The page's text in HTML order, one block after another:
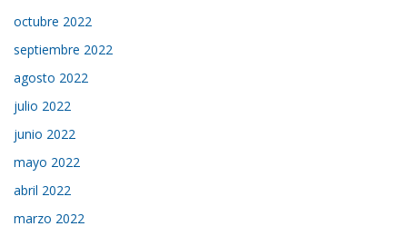
octubre 2022
septiembre 2022
agosto 2022
julio 2022
junio 2022
mayo 2022
abril 2022
marzo 2022